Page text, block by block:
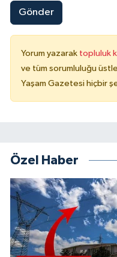
Gönder
Yorum yazarak topluluk
ve tüm sorumluluğu
Yaşam Gazetesi hiçbir
Özel Haber